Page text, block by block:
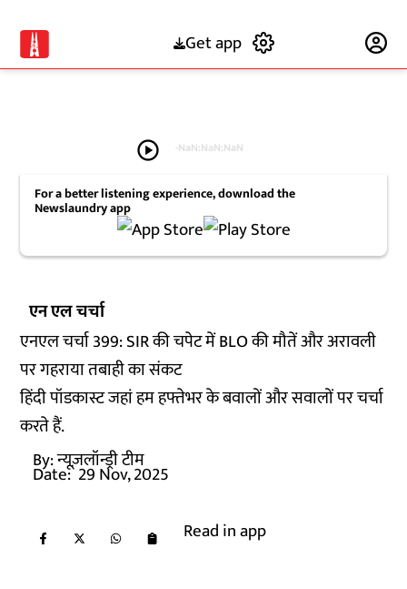
Get app
play_circle -NaN:NaN:NaN
For a better listening experience, download the
Newslaundry app
एन एल चर्चा
एनएल चर्चा 399: SIR की चपेट में BLO की मौतें और अरावली
पर गहराया तबाही का संकट
हिंदी पॉडकास्ट जहां हम हफ्तेभर के बवालों और सवालों पर चर्चा
करते हैं.
By:न्यूज़लॉन्ड्री टीम
Date: 29 Nov, 2025
Read in app